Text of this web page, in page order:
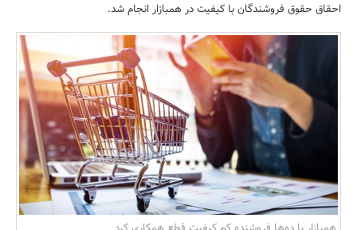
مسکن و ساختمان
احقاق حقوق فروشندگان با کیفیت در همبازار انجام شد.